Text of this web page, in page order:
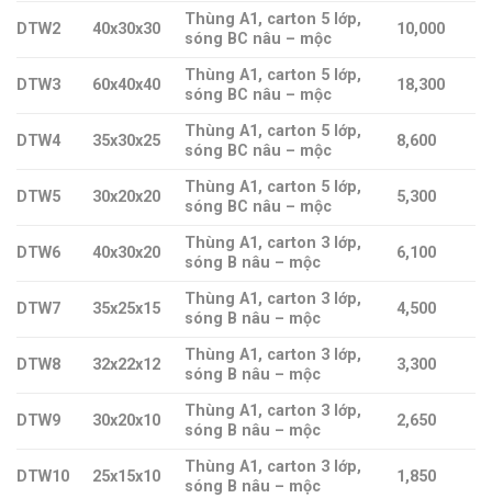
DTW2 40x30x30
Thùng A1, carton 5 lớp,
sóng BC nâu – mộc
10,000
DTW3 60x40x40
Thùng A1, carton 5 lớp,
sóng BC nâu – mộc
18,300
DTW4 35x30x25
Thùng A1, carton 5 lớp,
sóng BC nâu – mộc
8,600
DTW5 30x20x20
Thùng A1, carton 5 lớp,
sóng BC nâu – mộc
5,300
DTW6 40x30x20
Thùng A1, carton 3 lớp,
sóng B nâu – mộc
6,100
DTW7 35x25x15
Thùng A1, carton 3 lớp,
sóng B nâu – mộc
4,500
DTW8 32x22x12
Thùng A1, carton 3 lớp,
sóng B nâu – mộc
3,300
DTW9 30x20x10
Thùng A1, carton 3 lớp,
sóng B nâu – mộc
2,650
DTW10 25x15x10
Thùng A1, carton 3 lớp,
sóng B nâu – mộc
1,850